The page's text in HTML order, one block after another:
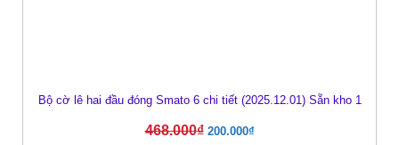
Bộ cờ lê hai đầu đóng Smato 6 chi tiết (2025.12.01) Sẵn kho 1
468.000₫ 200.000₫